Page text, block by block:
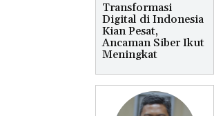
Transformasi
Digital di Indonesia
Kian Pesat,
Ancaman Siber Ikut
Meningkat